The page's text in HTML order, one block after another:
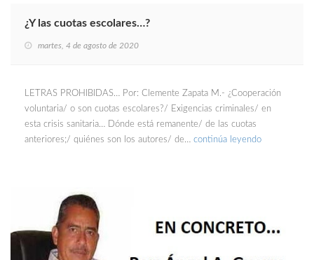
¿Y las cuotas escolares…?
martes, 4 de agosto de 2020
LETRAS PROHIBIDAS… Por: Clemente Zapata M.- ¿Cooperación
voluntaria/ o son cuotas escolares?/ Exigencias criminales/ en
esta crisis sanitaria… Dónde está remanente/ de las cuotas
anteriores;/ quiénes son los autores/ de… continúa leyendo